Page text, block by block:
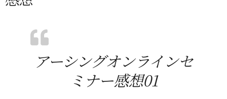
アーシングオンラインセ
ミナー感想01